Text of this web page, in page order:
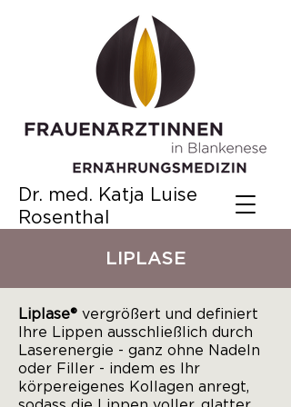
Dr. med. Katja Luise
Rosenthal
LIPLASE
Liplase® vergrößert und definiert
Ihre Lippen ausschließlich durch
Laserenergie - ganz ohne Nadeln
oder Filler - indem es Ihr
körpereigenes Kollagen anregt,